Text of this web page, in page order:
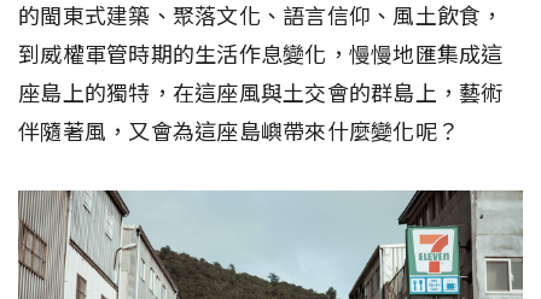
的閩東式建築、聚落文化、語言信仰、風土飲食，
到威權軍管時期的生活作息變化，慢慢地匯集成這
座島上的獨特，在這座風與土交會的群島上，藝術
伴隨著風，又會為這座島嶼帶來什麼變化呢？